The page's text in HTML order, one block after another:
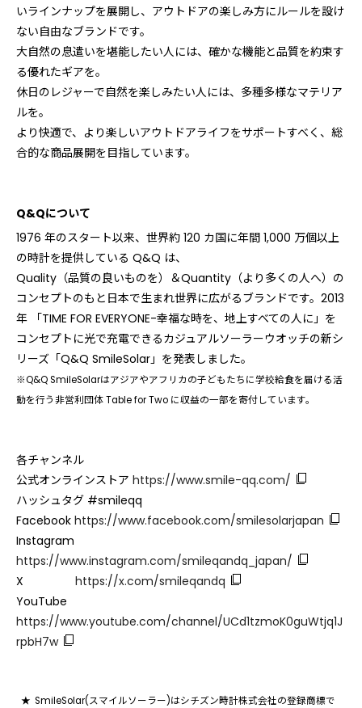
いラインナップを展開し、アウトドアの楽しみ方にルールを設け
ない自由なブランドです。
大自然の息遣いを堪能したい人には、確かな機能と品質を約束す
る優れたギアを。
休日のレジャーで自然を楽しみたい人には、多種多様なマテリア
ルを。
より快適で、より楽しいアウトドアライフをサポートすべく、総
合的な商品展開を目指しています。
Q&Qについて
1976 年のスタート以来、世界約 120 カ国に年間 1,000 万個以上
の時計を提供している Q&Q は、
Quality（品質の良いものを）＆Quantity（より多くの人へ）の
コンセプトのもと日本で生まれ世界に広がるブランドです。2013
年 「TIME FOR EVERYONE-幸福な時を、地上すべての人に」を
コンセプトに光で充電できるカジュアルソーラーウオッチの新シ
リーズ「Q&Q SmileSolar」を発表しました。
※Q&Q SmileSolarはアジアやアフリカの子どもたちに学校給食を届ける活
動を行う非営利団体 Table for Two に収益の一部を寄付しています。
各チャンネル
公式オンラインストア https://www.smile-qq.com/
ハッシュタグ #smileqq
Facebook https://www.facebook.com/smilesolarjapan
Instagram
https://www.instagram.com/smileqandq_japan/
X https://x.com/smileqandq
YouTube
https://www.youtube.com/channel/UCd1tzmoK0guWtjq1J
rpbH7w
SmileSolar(スマイルソーラー)はシチズン時計株式会社の登録商標で